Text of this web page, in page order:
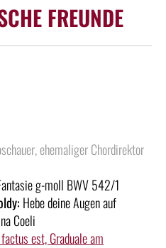
FREUNDE
ehemaliger Chordirektor
g-moll BWV 542/1
Hebe deine Augen auf
Coeli
est, Graduale am